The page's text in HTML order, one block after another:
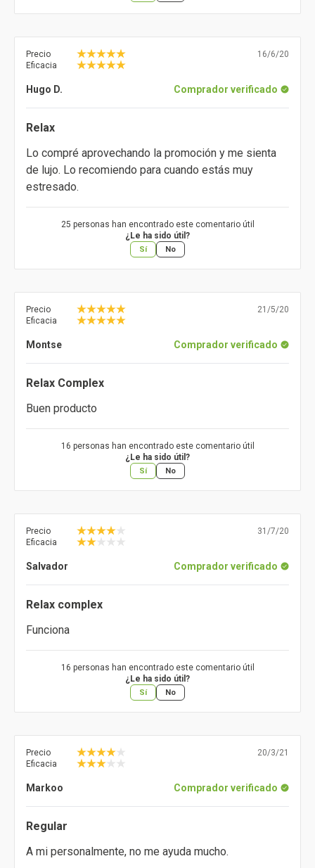
Precio
Eficacia
16/6/20
Hugo D. Comprador verificado
Relax
Lo compré aprovechando la promoción y me sienta
de lujo. Lo recomiendo para cuando estás muy
estresado.
25 personas han encontrado este comentario útil
¿Le ha sido útil?
Sí No
Precio
Eficacia
21/5/20
Montse Comprador verificado
Relax Complex
Buen producto
16 personas han encontrado este comentario útil
¿Le ha sido útil?
Sí No
Precio
Eficacia
31/7/20
Salvador Comprador verificado
Relax complex
Funciona
16 personas han encontrado este comentario útil
¿Le ha sido útil?
Sí No
Precio
Eficacia
20/3/21
Markoo Comprador verificado
Regular
A mi personalmente, no me ayuda mucho.